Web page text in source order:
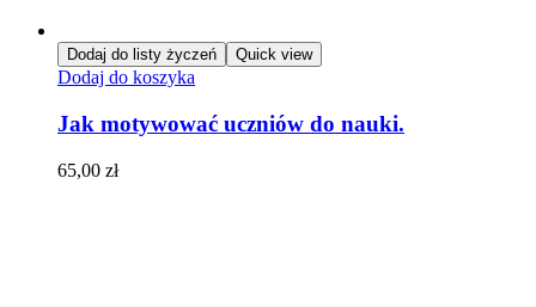
Dodaj do listy życzeń Quick view
Dodaj do koszyka
Jak motywować uczniów do nauki.
65,00 zł